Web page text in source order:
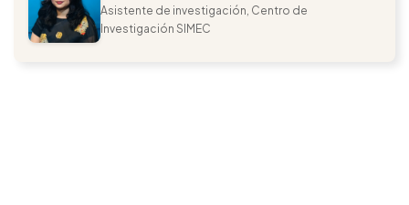
Asistente de investigación, Centro de
Investigación SIMEC